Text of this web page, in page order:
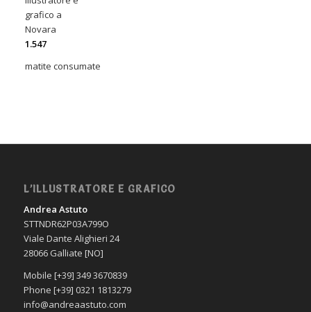
1.547
matite consumate
L’ILLUSTRATORE E GRAFICO
Andrea Astuto
STTNDR62P03A799O
Viale Dante Alighieri 24
28066 Galliate [NO]
Mobile [+39] 349 3670839
Phone [+39] 0321 1813279
info@andreaastuto.com